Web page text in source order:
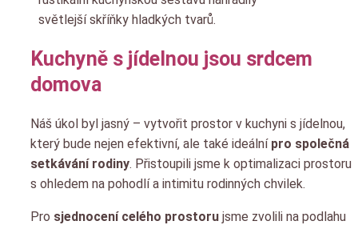
světlejší skříňky hladkých tvarů.
Kuchyně s jídelnou jsou srdcem
domova
Náš úkol byl jasný – vytvořit prostor v kuchyni s jídelnou,
který bude nejen efektivní, ale také ideální pro společná
setkávání rodiny. Přistoupili jsme k optimalizaci prostoru
s ohledem na pohodlí a intimitu rodinných chvilek.
Pro sjednocení celého prostoru jsme zvolili na podlahu